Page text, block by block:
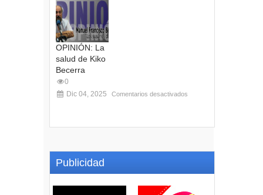
OPINIÓN: La
salud de Kiko
Becerra
0
Dic 04, 2025
Comentarios desactivados
Publicidad